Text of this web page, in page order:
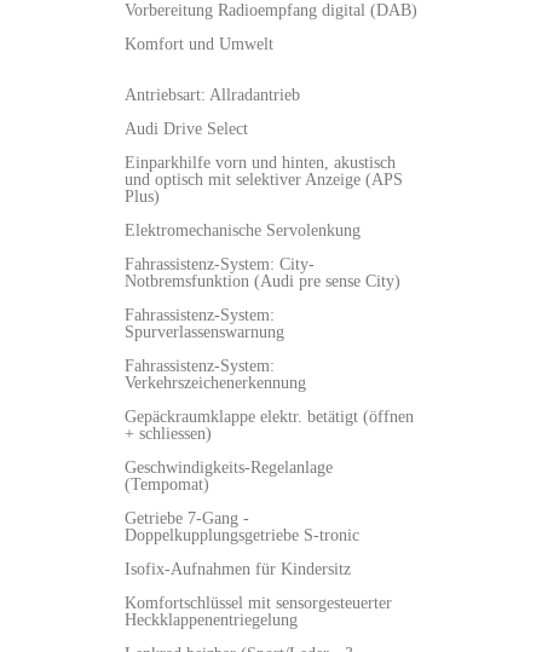
Vorbereitung Radioempfang digital (DAB)
Komfort und Umwelt
Antriebsart: Allradantrieb
Audi Drive Select
Einparkhilfe vorn und hinten, akustisch
und optisch mit selektiver Anzeige (APS
Plus)
Elektromechanische Servolenkung
Fahrassistenz-System: City-
Notbremsfunktion (Audi pre sense City)
Fahrassistenz-System:
Spurverlassenswarnung
Fahrassistenz-System:
Verkehrszeichenerkennung
Gepäckraumklappe elektr. betätigt (öffnen
+ schliessen)
Geschwindigkeits-Regelanlage
(Tempomat)
Getriebe 7-Gang -
Doppelkupplungsgetriebe S-tronic
Isofix-Aufnahmen für Kindersitz
Komfortschlüssel mit sensorgesteuerter
Heckklappenentriegelung